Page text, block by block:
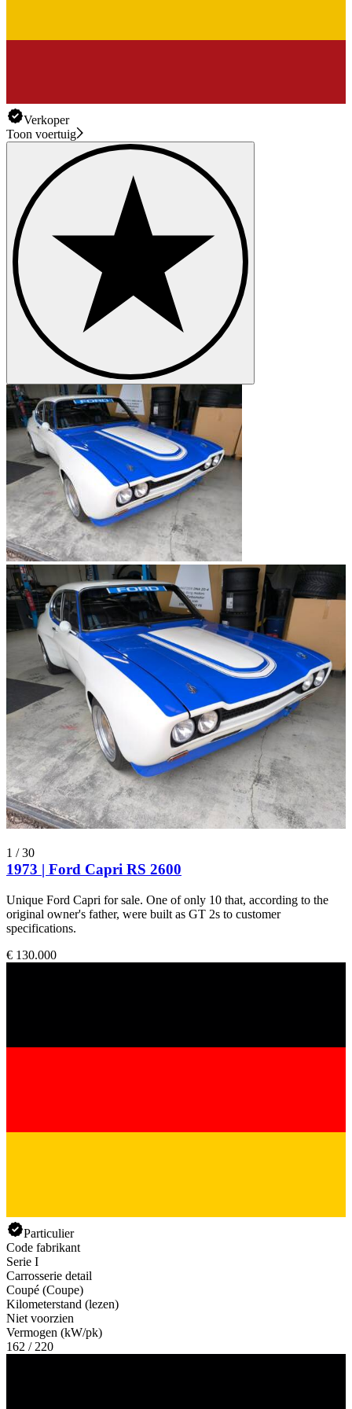
Verkoper
Toon voertuig
1 /30
1973 | Ford Capri RS 2600
Unique Ford Capri for sale. One of only 10 that, according to the
original owner's father, were built as GT 2s to customer
specifications.
€ 130.000
Particulier
Code fabrikant
Serie I
Carrosserie detail
Coupé (Coupe)
Kilometerstand (lezen)
Niet voorzien
Vermogen (kW/pk)
162 / 220